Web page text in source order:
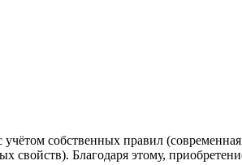
учётом собственных правил
Благодаря этому,